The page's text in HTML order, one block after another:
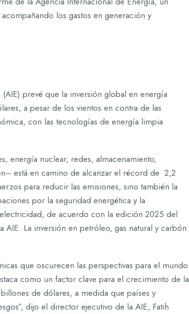
los gastos en generación y
prevé que la inversión global en energía
a pesar de los vientos en contra de las
con las tecnologías de energía limpia
energía nuclear, redes, almacenamiento,
está en camino de alcanzar el récord de 2,2
para reducir las emisiones, sino también la
por la seguridad energética y la
de acuerdo con la edición 2025 del
La inversión en petróleo, gas natural y carbón
que oscurecen las perspectivas para el mundo
como un factor clave para el crecimiento de la
de dólares, a medida que países y
dijo el director ejecutivo de la AIE, Fatih